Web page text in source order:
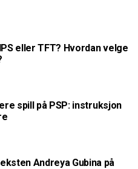
eller TFT? Hvordan velge
spill på PSP: instruksjon
Andreya Gubina på